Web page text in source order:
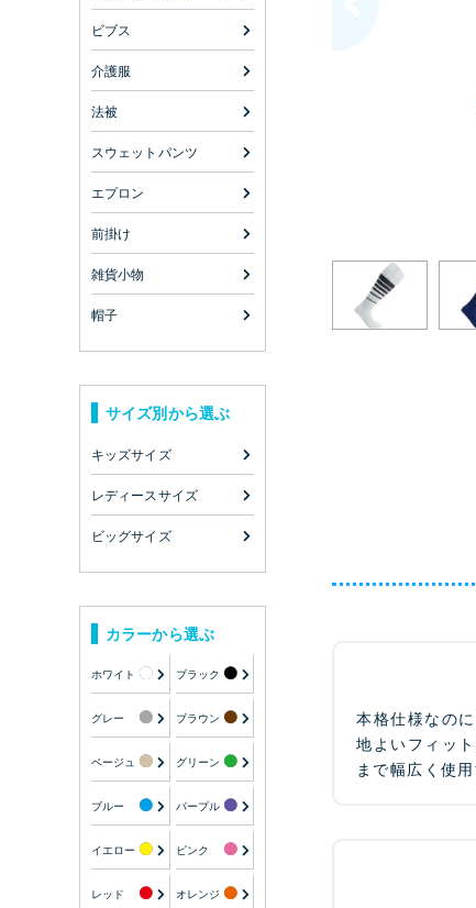
ビブス
介護服
法被
スウェットパンツ
エプロン
前掛け
雑貨小物
帽子
サイズ別から選ぶ
キッズサイズ
レディースサイズ
ビッグサイズ
カラーから選ぶ
ホワイト ブラック
グレー ブラウン
ベージュ グリーン
ブルー パープル
イエロー ピンク
レッド オレンジ
本格仕様なの
地よいフィッ
まで幅広く使